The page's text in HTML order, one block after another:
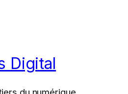
Digital